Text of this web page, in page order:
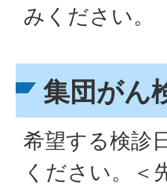
みください。
集団がん
希望する検診
ください。＜